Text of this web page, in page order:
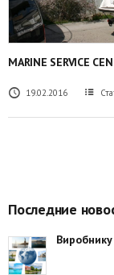
MARINE SERVICE
19.02.2016
Последние